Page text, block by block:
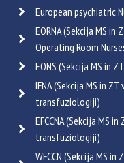
European psychiatric
EORNA (Sekcija MS
Operating Room
EONS (Sekcija MS in
IFNA (Sekcija MS in
transfuziologiji)
EFCCNA (Sekcija MS
transfuziologiji)
WFCCN (Sekcija MS